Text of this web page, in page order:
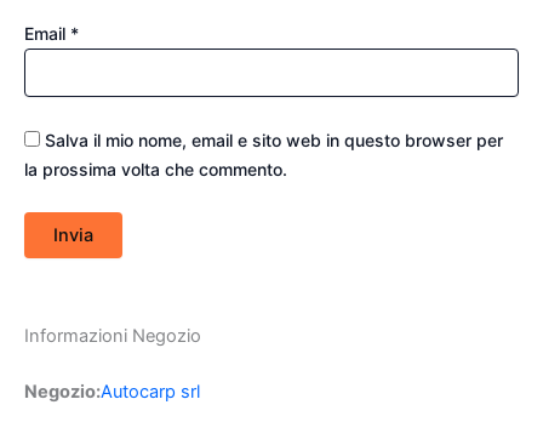
Email *
Salva il mio nome, email e sito web in questo browser per
la prossima volta che commento.
Informazioni Negozio
Negozio:Autocarp srl